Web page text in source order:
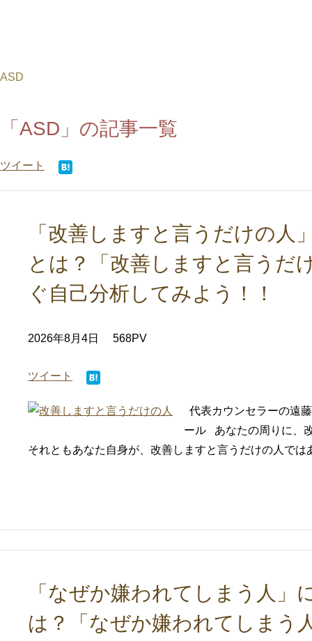
ASD
「ASD」の記事一覧
ツイート
「改善しますと言うだけの人
とは？「改善しますと言うだ
ぐ自己分析してみよう！！
2026年8月4日 568PV
ツイート
代表カウンセラーの遠
ール あなたの周りに、
それともあなた自身が、改善しますと言うだけの人で
「なぜか嫌われてしまう人」
は？「なぜか嫌われてしまう